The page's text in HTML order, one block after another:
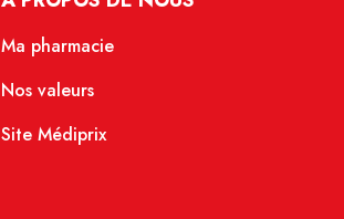
Ma pharmacie
Nos valeurs
Site Médiprix